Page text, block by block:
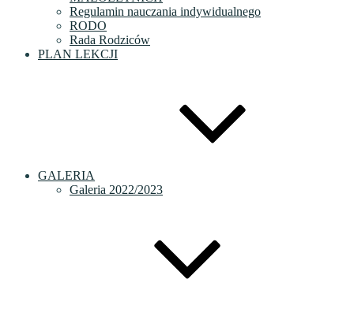
Regulamin nauczania indywidualnego
RODO
Rada Rodziców
PLAN LEKCJI
GALERIA
Galeria 2022/2023